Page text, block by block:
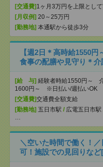
[交通費] 1ヶ月3万円を上限とし
[月収例] 20～25万円
[勤務地] 本通駅から徒歩3分
【週2日＊高時給1550
食事の配膳や見守り＊
[給 与] 経験者時給1550円～
1600円～ ※日払い/週払いOK
[交通費]交通費全額支給
[勤務地] 五日市駅 / 広電五日市駅
…
＼空いた時間で働く！
可！施設での見回りなど